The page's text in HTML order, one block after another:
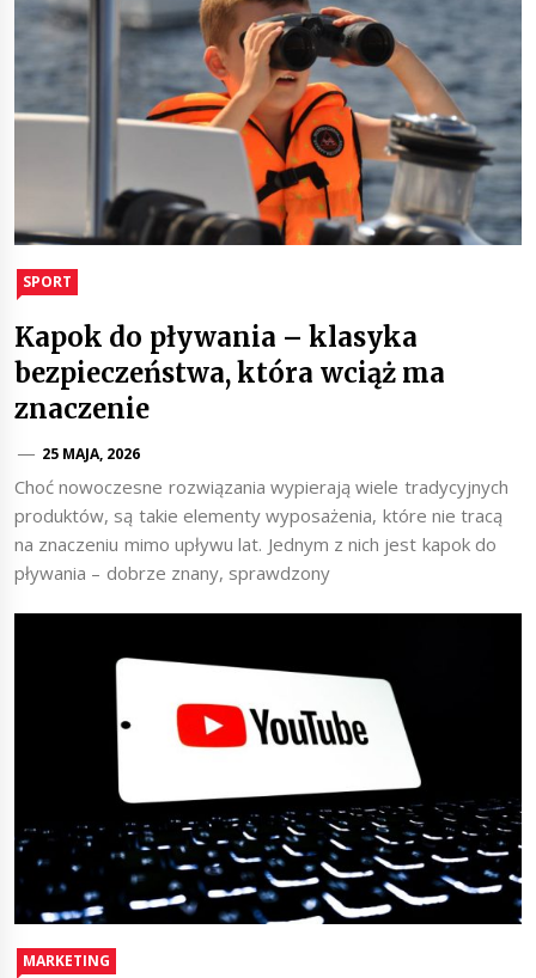
SPORT
Kapok do pływania – klasyka
bezpieczeństwa, która wciąż ma
znaczenie
25 MAJA, 2026
Choć nowoczesne rozwiązania wypierają wiele tradycyjnych
produktów, są takie elementy wyposażenia, które nie tracą
na znaczeniu mimo upływu lat. Jednym z nich jest kapok do
pływania – dobrze znany, sprawdzony
MARKETING